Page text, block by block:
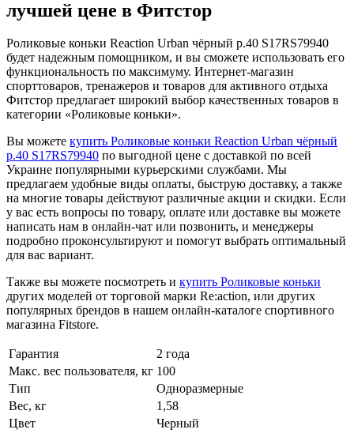
лучшей цене в Фитстор
Роликовые коньки Reaction Urban чёрный р.40 S17RS79940
будет надежным помощником, и вы сможете использовать его
функциональность по максимуму. Интернет-магазин
спорттоваров, тренажеров и товаров для активного отдыха
Фитстор предлагает широкий выбор качественных товаров в
категории «Роликовые коньки».
Вы можете купить Роликовые коньки Reaction Urban чёрный
р.40 S17RS79940 по выгодной цене с доставкой по всей
Украине популярными курьерскими службами. Мы
предлагаем удобные виды оплаты, быструю доставку, а также
на многие товары действуют различные акции и скидки. Если
у вас есть вопросы по товару, оплате или доставке вы можете
написать нам в онлайн-чат или позвонить, и менеджеры
подробно проконсультируют и помогут выбрать оптимальный
для вас вариант.
Также вы можете посмотреть и купить Роликовые коньки
других моделей от торговой марки Re:action, или других
популярных брендов в нашем онлайн-каталоге спортивного
магазина Fitstore.
Гарантия
2 года
Макс. вес пользователя, кг 100
Тип
Одноразмерные
Вес, кг
1,58
Цвет
Черный